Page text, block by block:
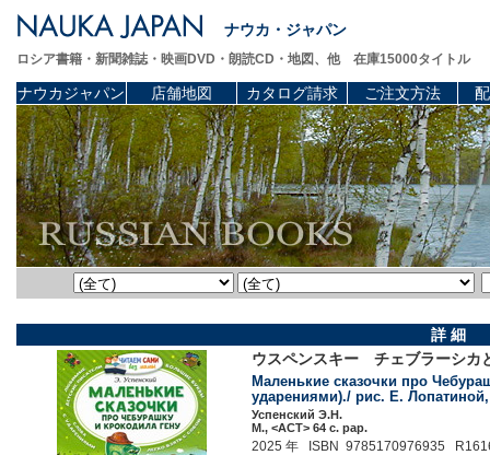
ナウカ・ジャパン
ロシア書籍・新聞雑誌・映画DVD・朗読CD・地図、他 在庫15000タイトル
ナウカジャパン 店舗地図 カタログ請求 ご注文方法
詳 細
ウスペンスキー チェブラーシカ
Маленькие сказочки про
ударениями)./ рис. Е.
Успенский Э.Н.
М., <АСТ> 64 c. pap.
2025 年 ISBN 9785170976935